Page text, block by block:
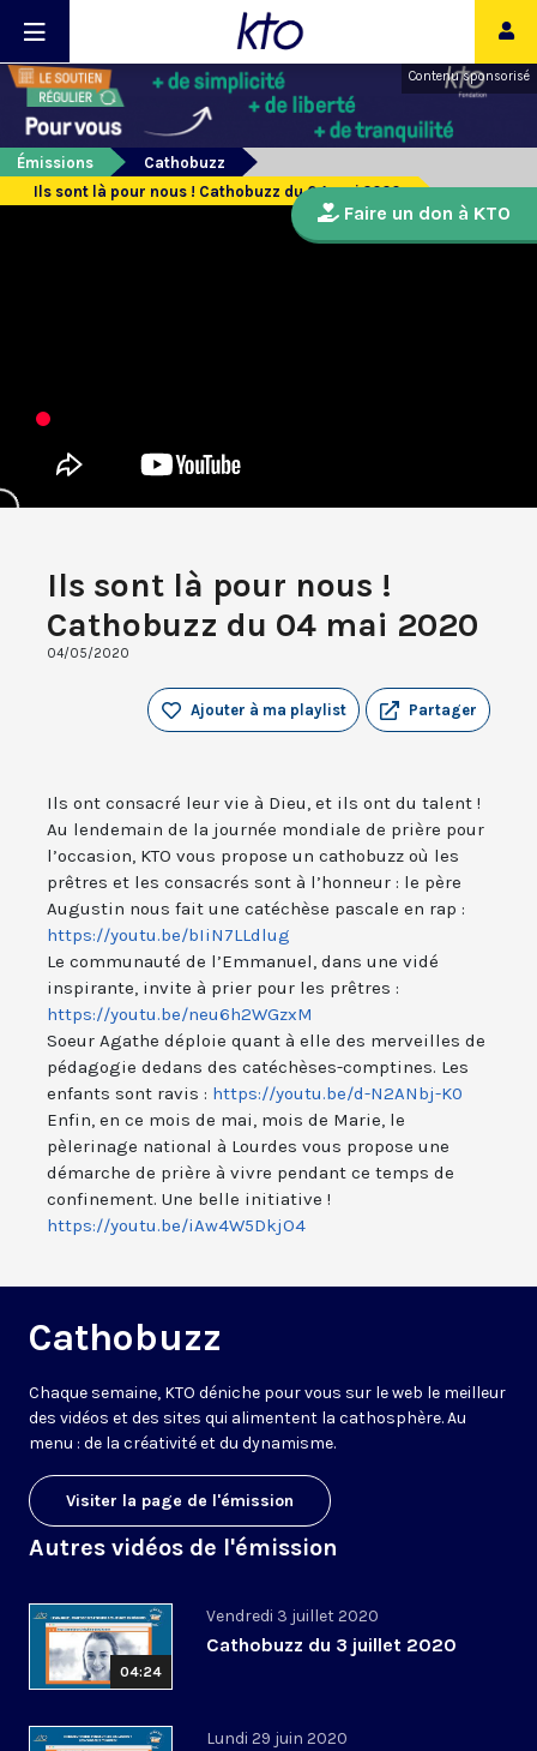
Contenu sponsorisé
Émissions
Cathobuzz
Ils sont là pour nous ! Cathobuzz du 04 mai 2020
Ils sont là pour nous !
Cathobuzz du 04 mai 2020
04/05/2020
Partager
Ajouter à ma playlist
Ils ont consacré leur vie à Dieu, et ils ont du talent !
Au lendemain de la journée mondiale de prière pour
l’occasion, KTO vous propose un cathobuzz où les
prêtres et les consacrés sont à l’honneur : le père
Augustin nous fait une catéchèse pascale en rap :
https://youtu.be/bIiN7LLdlug
Le communauté de l’Emmanuel, dans une vidé
inspirante, invite à prier pour les prêtres :
https://youtu.be/neu6h2WGzxM
Soeur Agathe déploie quant à elle des merveilles de
pédagogie dedans des catéchèses-comptines. Les
enfants sont ravis : https://youtu.be/d-N2ANbj-K0
Enfin, en ce mois de mai, mois de Marie, le
pèlerinage national à Lourdes vous propose une
démarche de prière à vivre pendant ce temps de
confinement. Une belle initiative !
https://youtu.be/iAw4W5DkjO4
Cathobuzz
Chaque semaine, KTO déniche pour vous sur le web le meilleur
des vidéos et des sites qui alimentent la cathosphère. Au
menu : de la créativité et du dynamisme.
Visiter la page de l'émission
Autres vidéos de l'émission
04:24
Vendredi 3 juillet 2020
Cathobuzz du 3 juillet 2020
Lundi 29 juin 2020
Faire un don à KTO